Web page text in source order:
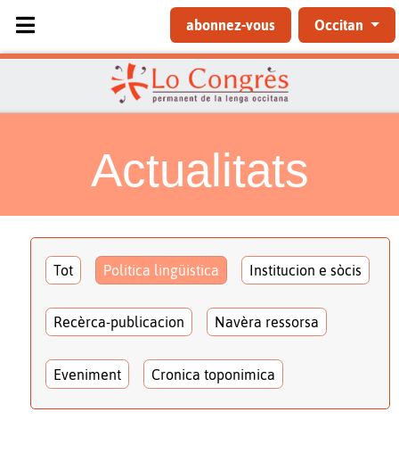
Sélectionnez votre langue
abonnez-vous Occitan
Actualitats
Tot Politica lingüistica Institucion e sòcis
Recèrca-publicacion Navèra ressorsa
Eveniment Cronica toponimica